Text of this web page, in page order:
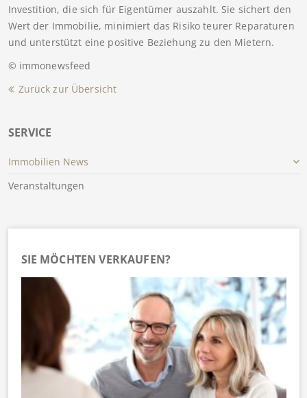
SERVICE
Immobilien News
Veranstaltungen
SIE MÖCHTEN VERKAUFEN?
Investition, die sich für Eigentümer auszahlt. Sie sichert den
Wert der Immobilie, minimiert das Risiko teurer Reparaturen
und unterstützt eine positive Beziehung zu den Mietern.
© immonewsfeed
Zurück zur Übersicht